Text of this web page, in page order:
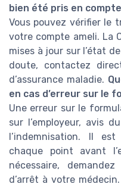
bien été pris en
Vous pouvez vérifier le
votre compte ameli. La
mises à jour sur l’état
doute, contactez
d’assurance maladie.
en cas d’erreur sur le
Une erreur sur le
sur l’employeur, avis
l’indemnisation. Il
chaque point avant
nécessaire,
d’arrêt à votre médecin.